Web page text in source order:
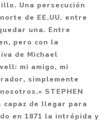
Una persecución
de EE.UU. entre
una. Entre
pero con la
de Michael
mi amigo, mi
simplemente
STEPHEN
capaz de llegar para
en 1871 la intrépida y